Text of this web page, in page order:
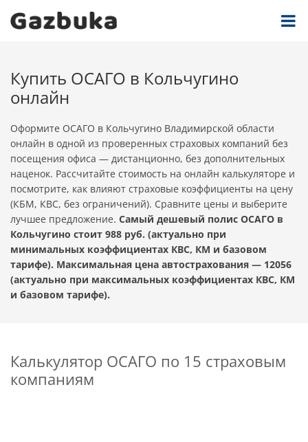
Купить ОСАГО в Кольчугино
онлайн
Оформите ОСАГО в Кольчугино Владимирской области
онлайн в одной из проверенных страховых компаний без
посещения офиса — дистанционно, без дополнительных
наценок. Рассчитайте стоимость на онлайн калькуляторе и
посмотрите, как влияют страховые коэффициенты на цену
(КБМ, КВС, без ограничений). Сравните цены и выберите
лучшее предложение. Самый дешевый полис ОСАГО в
Кольчугино стоит 988 руб. (актуально при
минимальных коэффициентах КВС, КМ и базовом
тарифе). Максимальная цена автострахования — 12056
(актуально при максимальных коэффициентах КВС, КМ
и базовом тарифе).
Калькулятор ОСАГО по 15 страховым
компаниям